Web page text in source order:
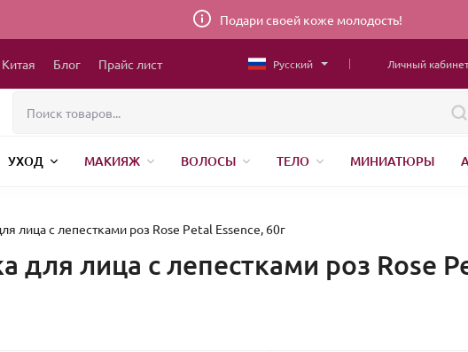
Подари своей коже молодость!
Блог Прайс лист Русский Личный
УХОД МАКИЯЖ ВОЛОСЫ ТЕЛО МИНИАТЮРЫ
лица с лепестками роз Rose Petal Essence, 60г
для лица с лепестками роз Rose